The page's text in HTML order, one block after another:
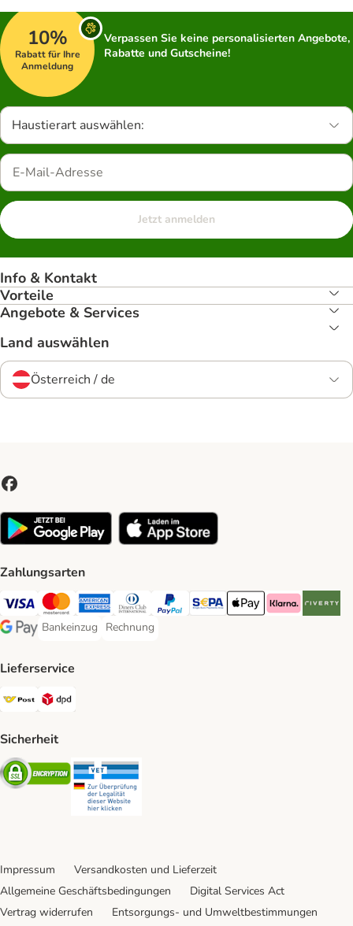
10%
Rabatt für Ihre
Anmeldung
Verpassen Sie keine personalisierten Angebote,
Rabatte und Gutscheine!
Haustierart auswählen:
Jetzt anmelden
Info & Kontakt
Vorteile
Angebote & Services
Land auswählen
Österreich / de
Zahlungsarten
Visa Payment Method
MasterCard Payment Method
American Express Payment Method
Diners Club Payment Method
PayPal Payment Method
SEPA Payment Method
Apple Pay Payment
Klarna Payment
Google Pay Payment Method
Bankeinzug
Bankeinzug Payment Method
Rechnung
Rechnung Payment Method
Lieferservice
Österreichische Post Shipping Method
Sicherheit
Security
Impressum
Versandkosten und Lieferzeit
Allgemeine Geschäftsbedingungen
Digital Services Act
Vertrag widerrufen
Entsorgungs- und Umweltbestimmungen